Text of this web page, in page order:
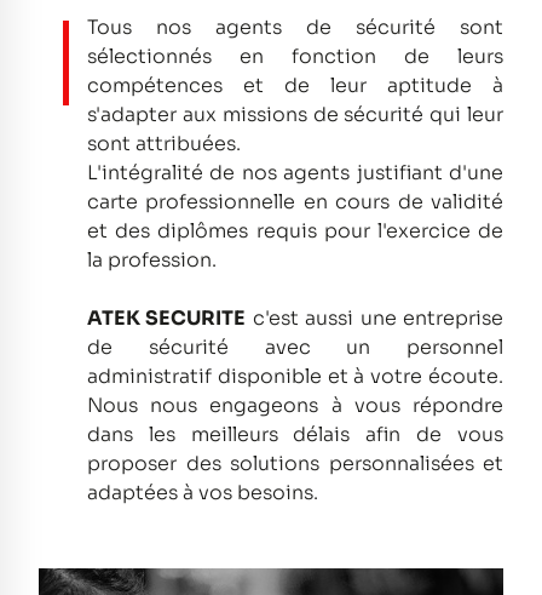
Tous nos agents de sécurité sont
sélectionnés en fonction de leurs
compétences et de leur aptitude à
s'adapter aux missions de sécurité qui leur
sont attribuées.
L'intégralité de nos agents justifiant d'une
carte professionnelle en cours de validité
et des diplômes requis pour l'exercice de
la profession.
ATEK SECURITE c'est aussi une entreprise
de sécurité avec un personnel
administratif disponible et à votre écoute.
Nous nous engageons à vous répondre
dans les meilleurs délais afin de vous
proposer des solutions personnalisées et
adaptées à vos besoins.